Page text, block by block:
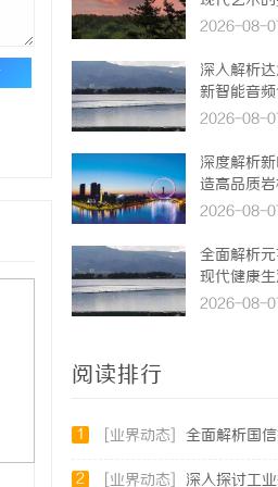
2026-08-
深入解析
新智能音
2026-08-
深度解析
造高品质
2026-08-
全面解析
现代健康
2026-08-
阅读排行
1 [业界动态] 全面解析国信招标采购网的功
2 [业界动态] 深入探讨工业铝型材厂家在现